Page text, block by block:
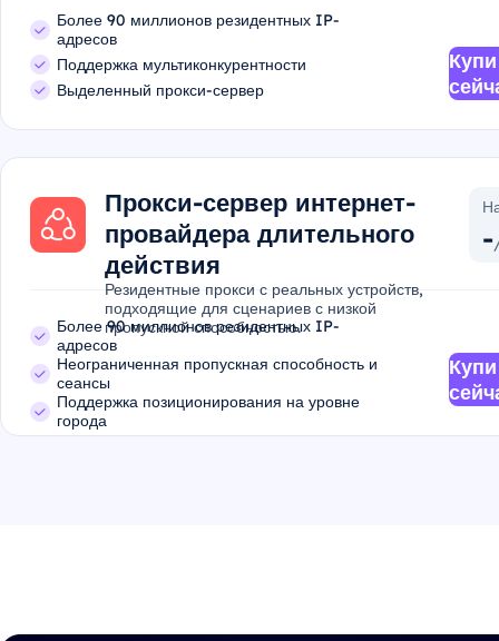
Более 90 миллионов резидентных IP-
адресов
Поддержка мультиконкурентности
Выделенный прокси-сервер
Прокси-сервер интернет-
провайдера длительного
действия
Резидентные прокси с реальных устройств,
подходящие для сценариев с низкой
пропускной способностью.
-
Более 90 миллионов резидентных IP-
адресов
Неограниченная пропускная способность и
сеансы
Поддержка позиционирования на уровне
города